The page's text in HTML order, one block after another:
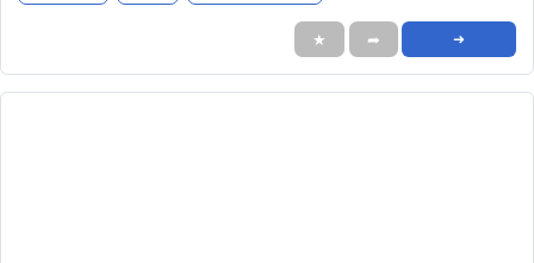
★ ➦ ➜